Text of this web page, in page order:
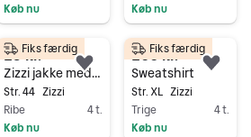
Køb nu
Gå til annoncen
Køb nu
Gå til annoncen
25 kr.
Zizzi jakke med patches str 44 grøn
Str. 44 Zizzi
Ribe
4 t.
Køb nu
Fiks færdig
Føj til favoritter.
200 kr.
Sweatshirt
Str. XL Zizzi
Trige
4 t.
Køb nu
Fiks færdig